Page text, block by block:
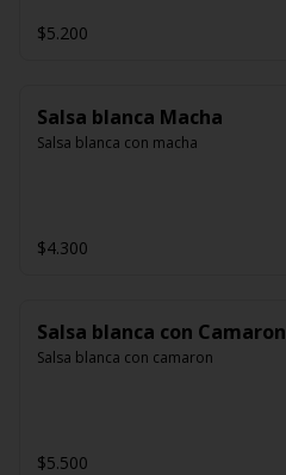
$5.200
Salsa blanca Macha
Salsa blanca con macha
$4.300
Salsa blanca con Camaron
Salsa blanca con camaron
$5.500